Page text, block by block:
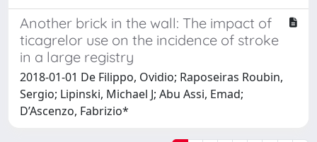
Another brick in the wall: The impact of
ticagrelor use on the incidence of stroke
in a large registry
2018-01-01 De Filippo, Ovidio; Raposeiras Roubin,
Sergio; Lipinski, Michael J; Abu Assi, Emad;
D’Ascenzo, Fabrizio*